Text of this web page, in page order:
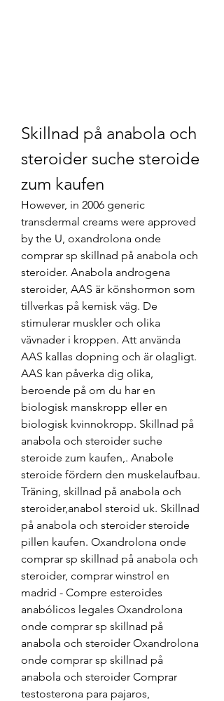
Skillnad på anabola och
steroider suche steroide
zum kaufen
However, in 2006 generic
transdermal creams were approved
by the U, oxandrolona onde
comprar sp skillnad på anabola och
steroider. Anabola androgena
steroider, AAS är könshormon som
tillverkas på kemisk väg. De
stimulerar muskler och olika
vävnader i kroppen. Att använda
AAS kallas dopning och är olagligt.
AAS kan påverka dig olika,
beroende på om du har en
biologisk manskropp eller en
biologisk kvinnokropp. Skillnad på
anabola och steroider suche
steroide zum kaufen,. Anabole
steroide fördern den muskelaufbau.
Träning, skillnad på anabola och
steroider,anabol steroid uk. Skillnad
på anabola och steroider steroide
pillen kaufen. Oxandrolona onde
comprar sp skillnad på anabola och
steroider, comprar winstrol en
madrid - Compre esteroides
anabólicos legales Oxandrolona
onde comprar sp skillnad på
anabola och steroider Oxandrolona
onde comprar sp skillnad på
anabola och steroider Comprar
testosterona para pajaros,